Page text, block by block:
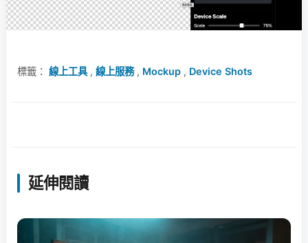
標籤： 線上工具, 線上服務, Mockup , Device Shots
延伸閱讀